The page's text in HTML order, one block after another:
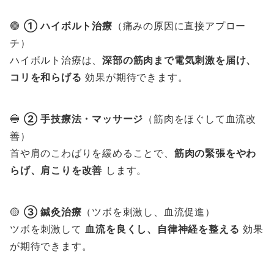
🟢 ① ハイボルト治療 （痛みの原因に直接アプロー
チ）
ハイボルト治療は、深部の筋肉まで電気刺激を届け、
コリを和らげる 効果が期待できます。
🔵 ② 手技療法・マッサージ （筋肉をほぐして血流改
善）
首や肩のこわばりを緩めることで、 筋肉の緊張をやわ
らげ、肩こりを改善 します。
🟡 ③ 鍼灸治療 （ツボを刺激し、血流促進）
ツボを刺激して血流を良くし、自律神経を整える 効果
が期待できます。